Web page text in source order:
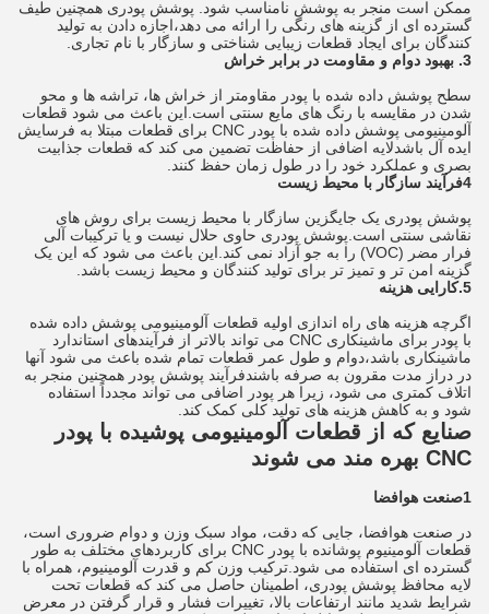
ممکن است منجر به پوشش نامناسب شود. پوشش پودری همچنین طیف
گسترده ای از گزینه های رنگی را ارائه می دهد،اجازه دادن به تولید
کنندگان برای ایجاد قطعات زیبایی شناختی و سازگار با نام تجاری.
3. بهبود دوام و مقاومت در برابر خراش
سطح پوشش داده شده با پودر مقاومتر از خراش ها، تراشه ها و محو
شدن در مقایسه با رنگ های مایع سنتی است.این باعث می شود قطعات
آلومینیومی پوشش داده شده با پودر CNC برای قطعات مبتلا به فرسایش
ایده آل باشدلایه اضافی از حفاظت تضمین می کند که قطعات جذابیت
بصری و عملکرد خود را در طول زمان حفظ کنند.
4فرآیند سازگار با محیط زیست
پوشش پودری یک جایگزین سازگار با محیط زیست برای روش های
نقاشی سنتی است.پوشش پودری حاوی حلال نیست و یا ترکیبات آلی
فرار مضر (VOC) را به جو آزاد نمی کند.این باعث می شود که این یک
گزینه امن تر و تمیز تر برای تولید کنندگان و محیط زیست باشد.
5.کارایی هزینه
اگرچه هزینه های راه اندازی اولیه قطعات آلومینیومی پوشش داده شده
با پودر برای ماشینکاری CNC می تواند بالاتر از فرآیندهای استاندارد
ماشینکاری باشد،دوام و طول عمر قطعات تمام شده باعث می شود آنها
در دراز مدت مقرون به صرفه باشندفرآیند پوشش پودر همچنین منجر به
اتلاف کمتری می شود، زیرا هر پودر اضافی می تواند مجدداً استفاده
شود و به کاهش هزینه های تولید کلی کمک کند.
صنایع که از قطعات آلومینیومی پوشیده با پودر
CNC بهره مند می شوند
1صنعت هوافضا
در صنعت هوافضا، جایی که دقت، مواد سبک وزن و دوام ضروری است،
قطعات آلومینیوم پوشانده با پودر CNC برای کاربردهای مختلف به طور
گسترده ای استفاده می شود.ترکیب وزن کم و قدرت آلومینیوم، همراه با
لایه محافظ پوشش پودری، اطمینان حاصل می کند که قطعات تحت
شرایط شدید مانند ارتفاعات بالا، تغییرات فشار و قرار گرفتن در معرض